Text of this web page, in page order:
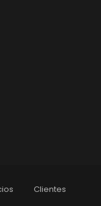
Clientes